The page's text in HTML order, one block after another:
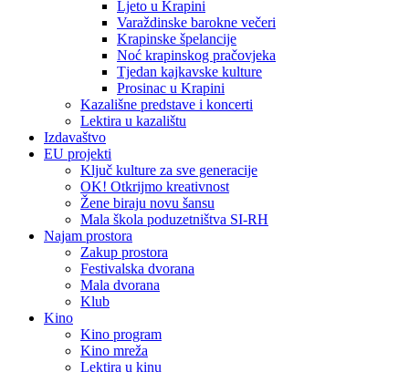
Ljeto u Krapini
Varaždinske barokne večeri
Krapinske špelancije
Noć krapinskog pračovjeka
Tjedan kajkavske kulture
Prosinac u Krapini
Kazališne predstave i koncerti
Lektira u kazalištu
Izdavaštvo
EU projekti
Ključ kulture za sve generacije
OK! Otkrijmo kreativnost
Žene biraju novu šansu
Mala škola poduzetništva SI-RH
Najam prostora
Zakup prostora
Festivalska dvorana
Mala dvorana
Klub
Kino
Kino program
Kino mreža
Lektira u kinu